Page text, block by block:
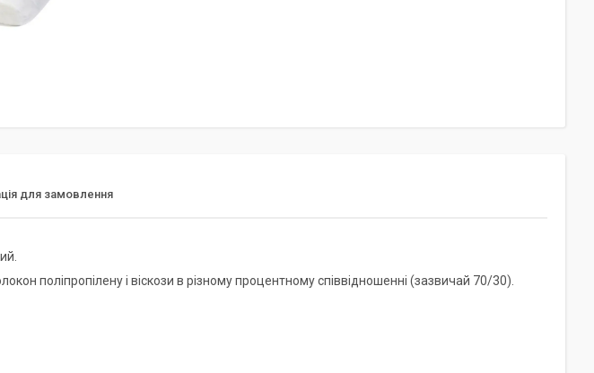
для замовлення
поліпропілену і віскози в різному процентному співвідношенні (зазвичай 70/30).